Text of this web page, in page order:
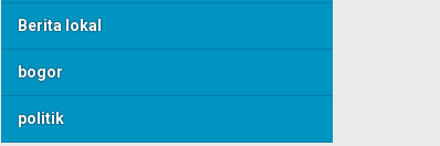
Berita lokal
bogor
politik